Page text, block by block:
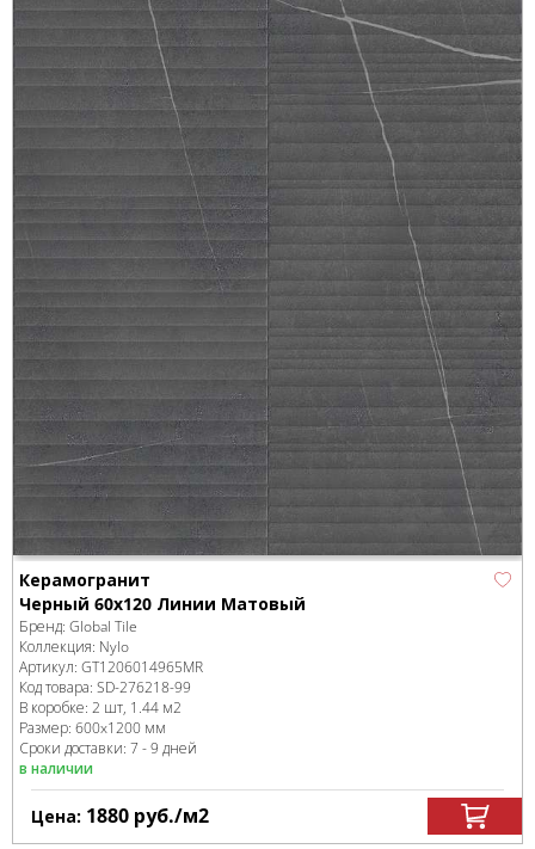
Керамогранит
Черный 60x120 Линии Матовый
Бренд: Global Tile
Коллекция: Nylo
Артикул: GT1206014965MR
Код товара: SD-276218-99
В коробке: 2 шт, 1.44 м2
Размер: 600x1200 мм
Сроки доставки: 7 - 9 дней
в наличии
Цена: 1880 руб./м2